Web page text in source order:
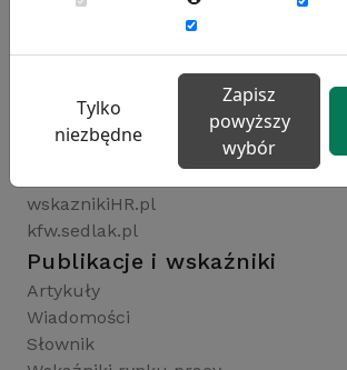
Rynekpracy.pl
sedlak.pl
wynagrodzenia.pl
raportyplacowe.pl
wskaznikiHR.pl
kfw.sedlak.pl
Publikacje i wskaźniki
Artykuły
Wiadomości
Słownik
Tylko
niezbędne
Zapisz
powyższy
wybór